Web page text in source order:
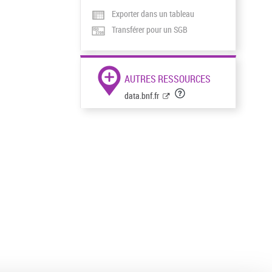
Exporter dans un tableau
Transférer pour un SGB
AUTRES RESSOURCES
data.bnf.fr